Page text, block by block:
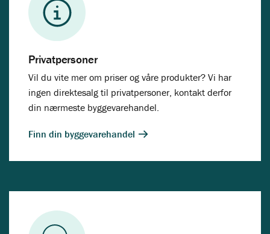
Privatpersoner
Vil du vite mer om priser og våre produkter? Vi har
ingen direktesalg til privatpersoner, kontakt derfor
din nærmeste byggevarehandel.
Finn din byggevarehandel